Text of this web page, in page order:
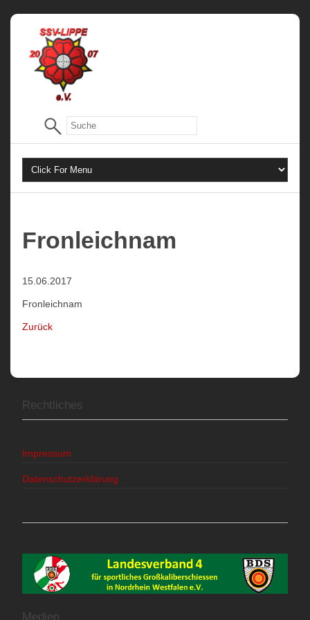
Fronleichnam
15.06.2017
Fronleichnam
Zurück
Rechtliches
Impressum
Datenschutzerklärung
Medien